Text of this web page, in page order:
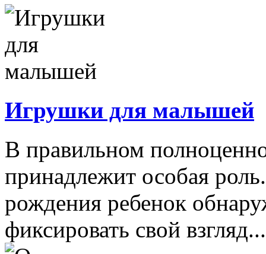
Игрушки для малышей
В правильном
принадлежит особая
рождения ребенок
фиксировать свой взгляд...